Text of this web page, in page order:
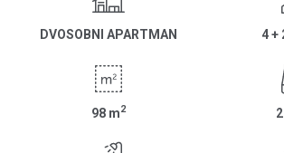
DVOSOBNI APARTMAN 4 +
98 m2